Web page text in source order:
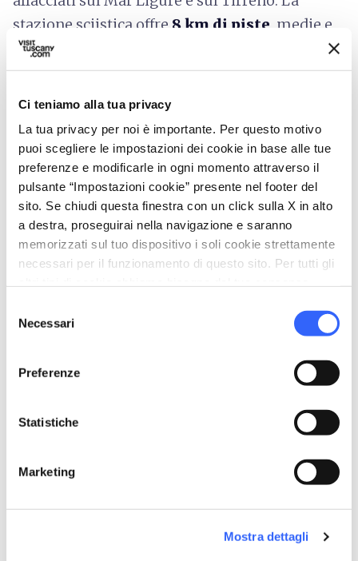
Ci teniamo alla tua privacy
La tua privacy per noi è importante. Per questo motivo
puoi scegliere le impostazioni dei cookie in base alle tue
preferenze e modificarle in ogni momento attraverso il
pulsante “Impostazioni cookie” presente nel footer del
sito. Se chiudi questa finestra con un click sulla X in alto
a destra, proseguirai nella navigazione e saranno
memorizzati sul tuo dispositivo i soli cookie strettamente
necessari per il funzionamento di questo sito. Per tutti gli
delNecessari
Preferenze
Statistiche
Marketing
Mostra dettagli
stazione sciistica offre 8 km di piste , medie e
facili, servite da una seggiovia e uno skilift, un
campo scuola e una zona baby-parco giochi
per il divertimento dei più piccoli sulla neve.
Sciare in Garfagnana
Stazione sciistica di Casone di Profecchia - Credit:
gli appassionati della
neve possono scegliere tra due località, Casone
di Profecchia e Careggine - immerse tra